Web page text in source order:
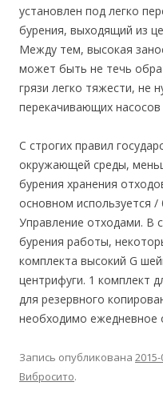
установлен под легко
бурения, выходящий из
Между тем, высокая
может быть не течь
грязи легко тяжести, не
перекачивающих
С строгих правил
окружающей среды,
бурения хранения
основном используется
Управление отходами. В
бурения работы,
комплекта высокий G
центрифуги. 1 комплект
для резервного
необходимо ежедневное
Запись опубликована
Вибросито.